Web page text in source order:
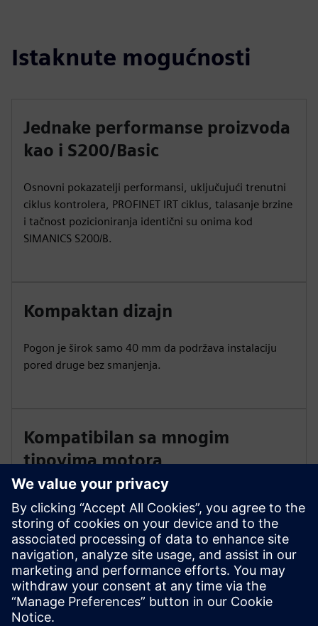
Istaknute mogućnosti
Jednake performanse proizvoda
kao i S200/Basic
Osnovni pokazatelji performansi, uključujući trenutni
ciklus kontrolera, PROFINET IRT ciklus, talasanje brzine
i tačnost pozicioniranja identični su onima kod
SIMANICS S200/B.
Kompaktan dizajn
Pogon je širok samo 40 mm da podržava instalaciju
pored druge bez smanjenja.
Kompatibilan sa mnogim
tipovima motora
S200C je kompatibilan sa motorima 1FL1 i 1FL2.
Opcije enkodera uključuju 17-bitni apsolutni
jednookretni, 21-bitni apsolutni jednookretni, 21-bitni
apsolutni višestruki okretni (bez baterije) i 21-bitni
apsolutni višestruki okretni (baterija).